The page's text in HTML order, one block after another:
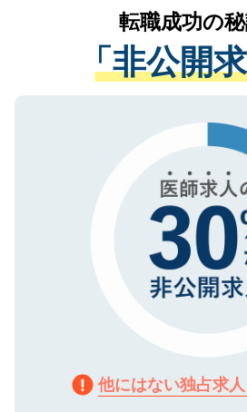
は、個人情報の取り扱い
管理基準を満たした事業
る、プライバシーマーク
で、機密保持に関しても
かがいして、現在の医療
経験をまじえながら、適
させていただきます。す
ない方には、長期的なサ
ので、まずはご登録くだ
転職成功の
「非公開
他にはない独占求